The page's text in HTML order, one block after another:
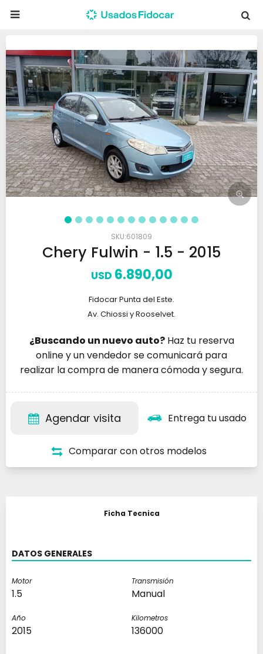

601809
Chery Fulwin - 1.5 - 2015
USD 6.890,00
Fidocar Punta del Este.
Av. Chiossi y Rooselvet.
¿Buscando un nuevo auto?Haz tu reserva
online y un vendedor se comunicará para
realizar la compra de manera cómoda y segura.
Entrega tu usado
Agendar visita
Comparar con otros modelos
Ficha Tecnica
DATOS GENERALES
Motor
1.5
Transmisión
Manual
Año
2015
Kilometros
136000